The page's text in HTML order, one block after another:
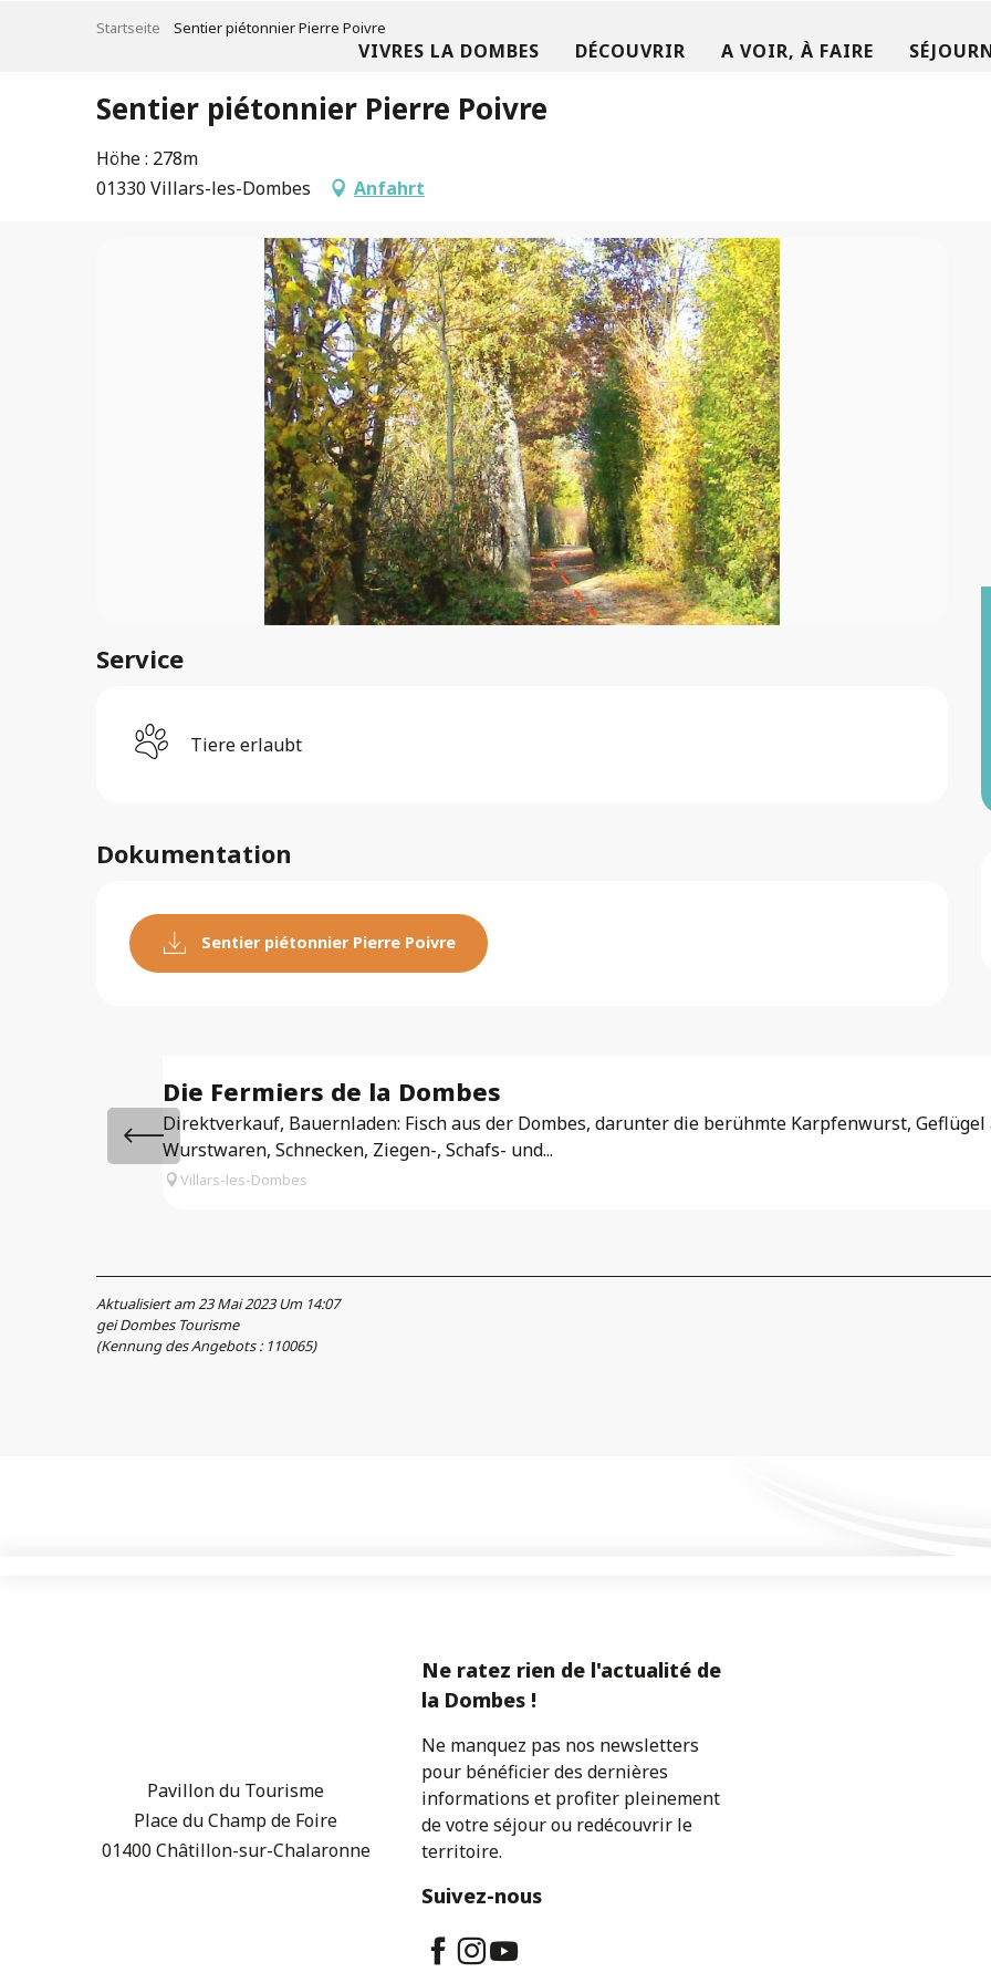
VIVRES LA DOMBES DÉCOUVRIR A VOIR, À FAIRE
Startseite Sentier piétonnier Pierre Poivre
Sentier piétonnier Pierre Poivre
Höhe : 278m
01330 Villars-les-Dombes
Anfahrt
Service
Tiere erlaubt
Dokumentation
Sentier piétonnier Pierre Poivre
Die Fermiers de la Dombes
Direktverkauf, Bauernladen: Fisch aus der Dombes, darunter die berühmte Karpfenwurst, Geflügel
Wurstwaren, Schnecken, Ziegen-, Schafs- und...
Villars-les-Dombes
Aktualisiert am 23 Mai 2023 Um 14:07
gei Dombes Tourisme
(Kennung des Angebots : 110065)
Pavillon du Tourisme
Place du Champ de Foire
01400 Châtillon-sur-Chalaronne
Ne ratez rien de l'actualité de
la Dombes !
Ne manquez pas nos newsletters
pour bénéficier des dernières
informations et profiter pleinement
de votre séjour ou redécouvrir le
territoire.
Suivez-nous